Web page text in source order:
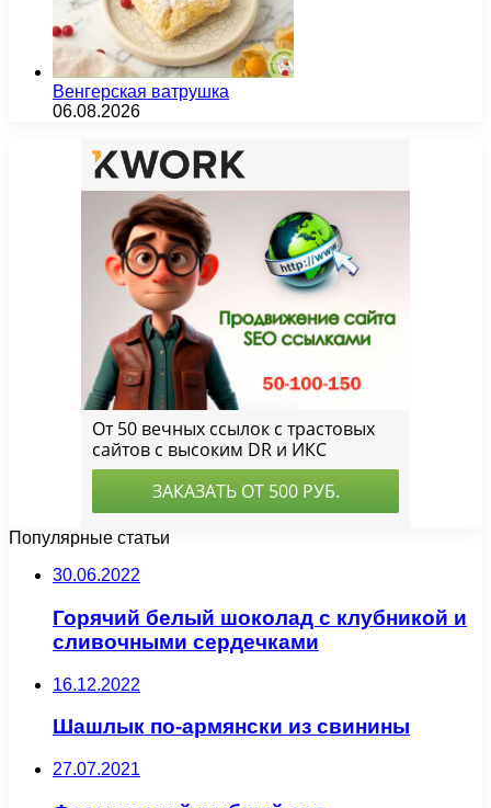
Венгерская ватрушка
06.08.2026
Популярные статьи
30.06.2022
Горячий белый шоколад с клубникой и
сливочными сердечками
16.12.2022
Шашлык по-армянски из свинины
27.07.2021